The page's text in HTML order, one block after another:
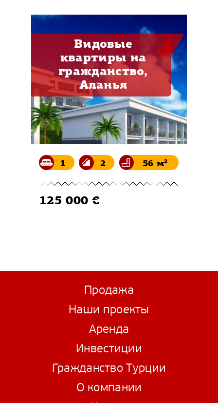
Видовые
квартиры на
гражданство,
Аланья
1 2 56 м²
125 000 €
Продажа
Наши проекты
Аренда
Инвестиции
Гражданство Турции
О компании